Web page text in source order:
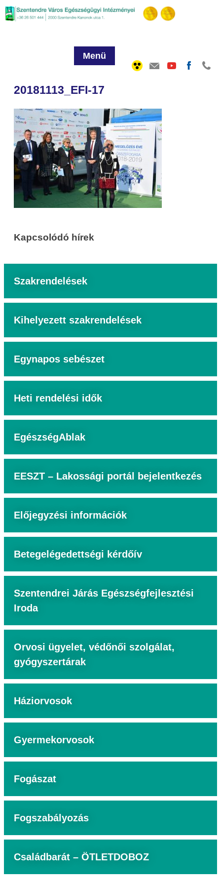
Menü
20181113_EFI-17
Kapcsolódó hírek
Szakrendelések
Kihelyezett szakrendelések
Egynapos sebészet
Heti rendelési idők
EgészségAblak
EESZT – Lakossági portál bejelentkezés
Előjegyzési információk
Betegelégedettségi kérdőív
Szentendrei Járás Egészségfejlesztési
Iroda
Orvosi ügyelet, védőnői szolgálat,
gyógyszertárak
Háziorvosok
Gyermekorvosok
Fogászat
Fogszabályozás
Családbarát – ÖTLETDOBOZ